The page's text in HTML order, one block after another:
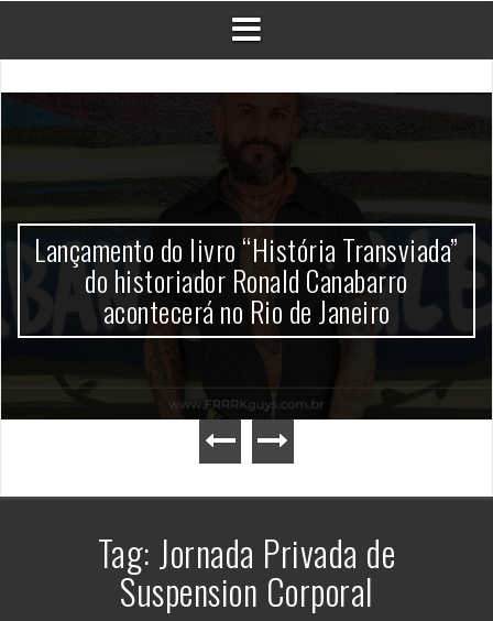
Lançamento do livro “História Transviada”
do historiador Ronald Canabarro
acontecerá no Rio de Janeiro
Tag: Jornada Privada de
Suspension Corporal